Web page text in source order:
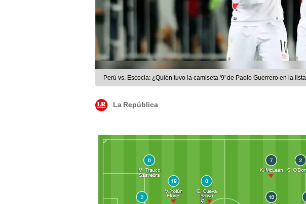
Perú vs. Escocia: ¿Quién tuvo la camiseta '9' de Paolo Guerrero en la
La República